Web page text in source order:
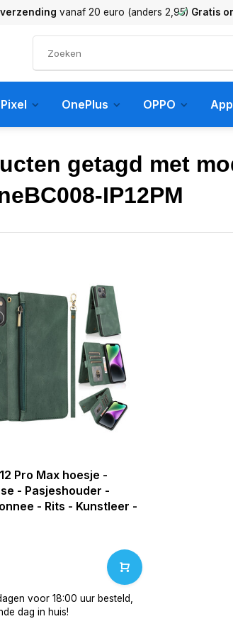
vanaf 20 euro (anders 2,95) Gratis
OnePlus OPPO
getagd met
IP12PM
Pro Max hoesje -
- Pasjeshouder -
- Rits - Kunstleer -
voor 18:00 uur besteld,
dag in huis!